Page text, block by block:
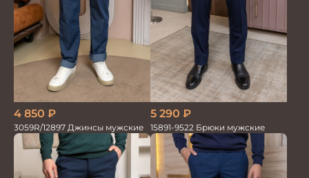
4 850 ₽
3059R/12897 Джинсы мужские
5 290 ₽
15891-9522 Брюки мужские